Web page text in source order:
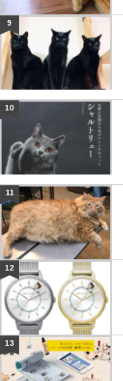
9
10
11
12
13